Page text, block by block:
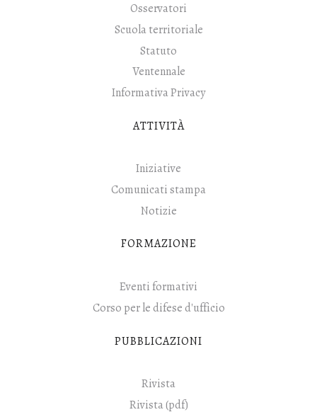
Osservatori
Scuola territoriale
Statuto
Ventennale
Informativa Privacy
ATTIVITÀ
Iniziative
Comunicati stampa
Notizie
FORMAZIONE
Eventi formativi
Corso per le difese d'ufficio
PUBBLICAZIONI
Rivista
Rivista (pdf)